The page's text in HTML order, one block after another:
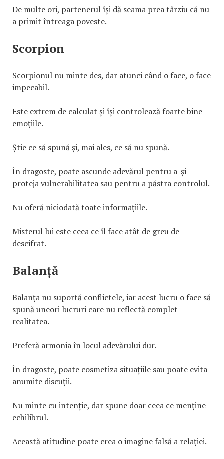
De multe ori, partenerul își dă seama prea târziu că nu
a primit întreaga poveste.
Scorpion
Scorpionul nu minte des, dar atunci când o face, o face
impecabil.
Este extrem de calculat și își controlează foarte bine
emoțiile.
Știe ce să spună și, mai ales, ce să nu spună.
În dragoste, poate ascunde adevărul pentru a-și
proteja vulnerabilitatea sau pentru a păstra controlul.
Nu oferă niciodată toate informațiile.
Misterul lui este ceea ce îl face atât de greu de
descifrat.
Balanță
Balanța nu suportă conflictele, iar acest lucru o face să
spună uneori lucruri care nu reflectă complet
realitatea.
Preferă armonia în locul adevărului dur.
În dragoste, poate cosmetiza situațiile sau poate evita
anumite discuții.
Nu minte cu intenție, dar spune doar ceea ce menține
echilibrul.
Această atitudine poate crea o imagine falsă a relației.